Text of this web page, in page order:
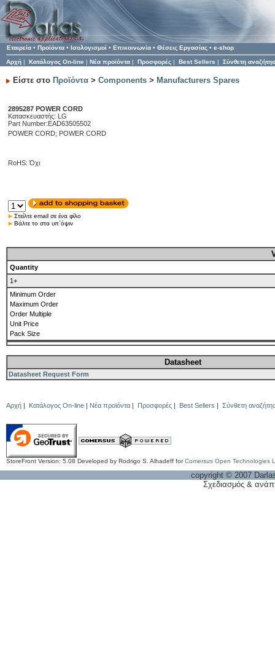
Εταιρεία • Προϊόντα • Ισολογισμοί • Επικοινωνία • Θέσεις Εργασίας • e-shop
Αρχή | Κατάλογος On-line | Νέα προϊόντα | Προσφορές | Best Sellers | Σύνθετη
Είστε στο Προϊόντα > Components > Manufacturers Spares
2895287 POWER CORD
Κατασκευαστής: LG
Part Number:EAD63505502
POWER CORD; POWER CORD
RoHS: Όχι
Στείλτε email σε ένα φίλο
Βάλτε το στα υπ΄όψιν
Quantity
1+
Minimum Order
Maximum Order
Order Multiple
Unit Price
Pack Size
Datasheet
Datasheet Request Form
Αρχή Κατάλογος On-line Νέα προϊόντα Προσφορές Best Sellers Σύνθετη
StoreFront Version: 5.08 Developed by Rodrigo S. Alhadeff forComersus Open Technologies
copyright © 2007
Σχεδιασμός &